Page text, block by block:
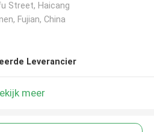
Street, Haicang
Fujian, China
Leverancier
meer